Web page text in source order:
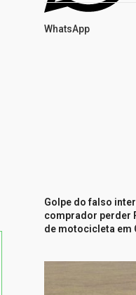
WhatsApp
Golpe do falso
comprador perder
de motocicleta em